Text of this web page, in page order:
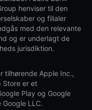
henviser til den
og filialer
med den relevante
og er underlagt de
jurisdiktion.
tilhørende Apple Inc.,
Store er et
Play og Google
LLC.